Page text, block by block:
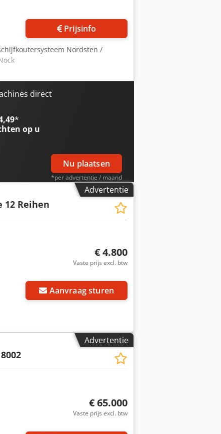
Prijsinfo
Nordsten /
direct
*
op u
Nu plaatsen
*per advertentie / maand
Advertentie
Reihen
€ 4.800
Vaste prijs excl. btw
Aanvraag sturen
Advertentie
€ 65.000
Vaste prijs excl. btw